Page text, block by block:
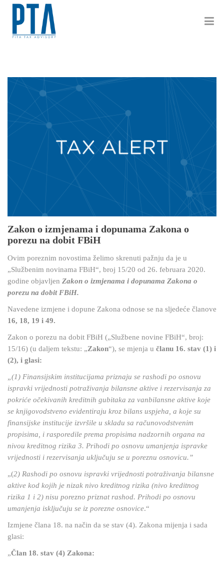
Zakon o izmjenama i dopunama Zakona o
porezu na dobit FBiH
Ovim poreznim novostima želimo skrenuti pažnju da je u
„Službenim novinama FBiH“, broj 15/20 od 26. februara 2020.
godine objavljen Zakon o izmjenama i dopunama Zakona o
porezu na dobit FBiH.
Navedene izmjene i dopune Zakona odnose se na sljedeće članove
16, 18, 19 i 49.
Zakon o porezu na dobit FBiH („Službene novine FBiH“, broj:
15/16) (u daljem tekstu: „Zakon“), se mjenja u članu 16. stav (1) i
(2), i glasi:
„(1) Finansijskim institucijama priznaju se rashodi po osnovu
ispravki vrijednosti potraživanja bilansne aktive i rezervisanja za
pokriće očekivanih kreditnih gubitaka za vanbilansne aktive koje
se knjigovodstveno evidentiraju kroz bilans uspjeha, a koje su
finansijske institucije izvršile u skladu sa računovodstvenim
propisima, i rasporedile prema propisima nadzornih organa na
nivou kreditnog rizika 3. Prihodi po osnovu umanjenja ispravke
vrijednosti i rezervisanja uključuju se u poreznu osnovicu.”
„(2) Rashodi po osnovu ispravki vrijednosti potraživanja bilansne
aktive kod kojih je nizak nivo kreditnog rizika (nivo kreditnog
rizika 1 i 2) nisu porezno priznat rashod. Prihodi po osnovu
umanjenja isključuju se iz porezne osnovice.“
Izmjene člana 18. na način da se stav (4). Zakona mijenja i sada
glasi:
„Član 18. stav (4) Zakona: